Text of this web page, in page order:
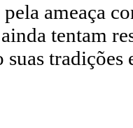
ameaça
tentam
suas